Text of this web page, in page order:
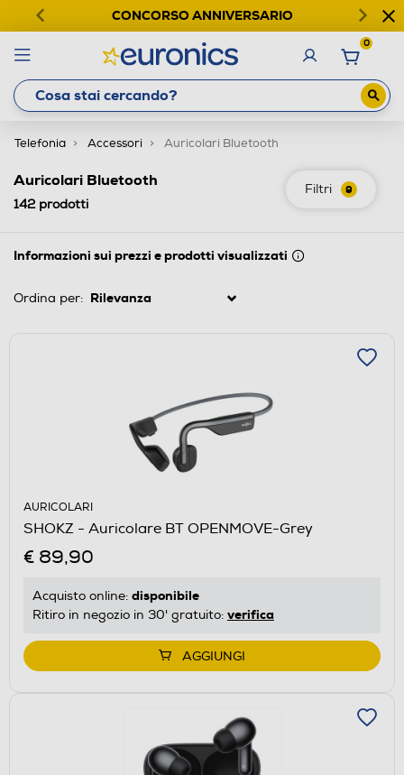
CONCORSO ANNIVERSARIO
0
Telefonia Accessori Auricolari Bluetooth
Filtri 9
Auricolari Bluetooth
142prodotti
Informazioni sui prezzi e prodotti visualizzati
Ordina per:
AURICOLARI
SHOKZ - Auricolare BT OPENMOVE-Grey
€ 89,90
Acquisto online: disponibile
Ritiro in negozio in 30' gratuito: verifica
AGGIUNGI